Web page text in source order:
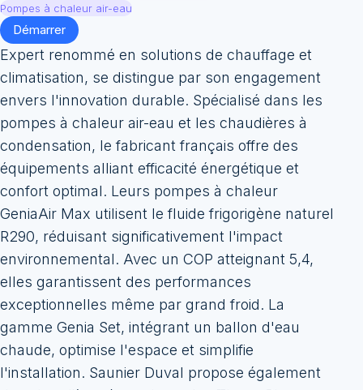
Pompes à chaleur air-eau
Démarrer
Expert renommé en solutions de chauffage et
climatisation, se distingue par son engagement
envers l'innovation durable. Spécialisé dans les
pompes à chaleur air-eau et les chaudières à
condensation, le fabricant français offre des
équipements alliant efficacité énergétique et
confort optimal. Leurs pompes à chaleur
GeniaAir Max utilisent le fluide frigorigène naturel
R290, réduisant significativement l'impact
environnemental. Avec un COP atteignant 5,4,
elles garantissent des performances
exceptionnelles même par grand froid. La
gamme Genia Set, intégrant un ballon d'eau
chaude, optimise l'espace et simplifie
l'installation. Saunier Duval propose également